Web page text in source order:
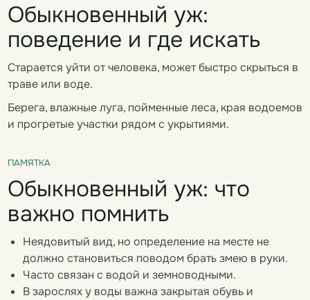
Обыкновенный уж:
поведение и где искать
Старается уйти от человека, может быстро скрыться в
траве или воде.
Берега, влажные луга, пойменные леса, края водоемов
и прогретые участки рядом с укрытиями.
ПАМЯТКА
Обыкновенный уж: что
важно помнить
Неядовитый вид, но определение на месте не
должно становиться поводом брать змею в руки.
Часто связан с водой и земноводными.
В зарослях у воды важна закрытая обувь и